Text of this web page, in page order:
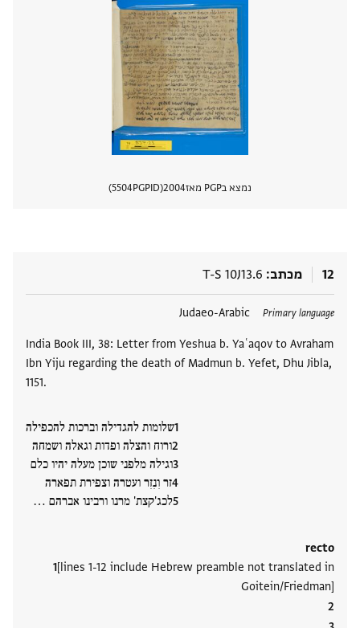
נמצא בPGP מאז 2004
PGPID
5504
12 מכתב T-S 10J13.6
Primary language
Judaeo-Arabic
India Book III, 38: Letter from Yeshua b. Yaʿaqov to Avraham
Ibn Yiju regarding the death of Madmun b. Yefet, Dhu Jibla,
1151.
שלומות להגדילה וברכות להכפילה
ורוח והצלה ופדות וגאלה ושמחה
וגילה מלפני שוכן מעלה יהיו כלם
זר וִנִזִר ועטרה וצפירת תפארה
לכג'קצת' מרנו ורבינו אברהם ‮…
recto
[lines 1-12 include Hebrew preamble not translated in
Goitein/Friedman]
תגים